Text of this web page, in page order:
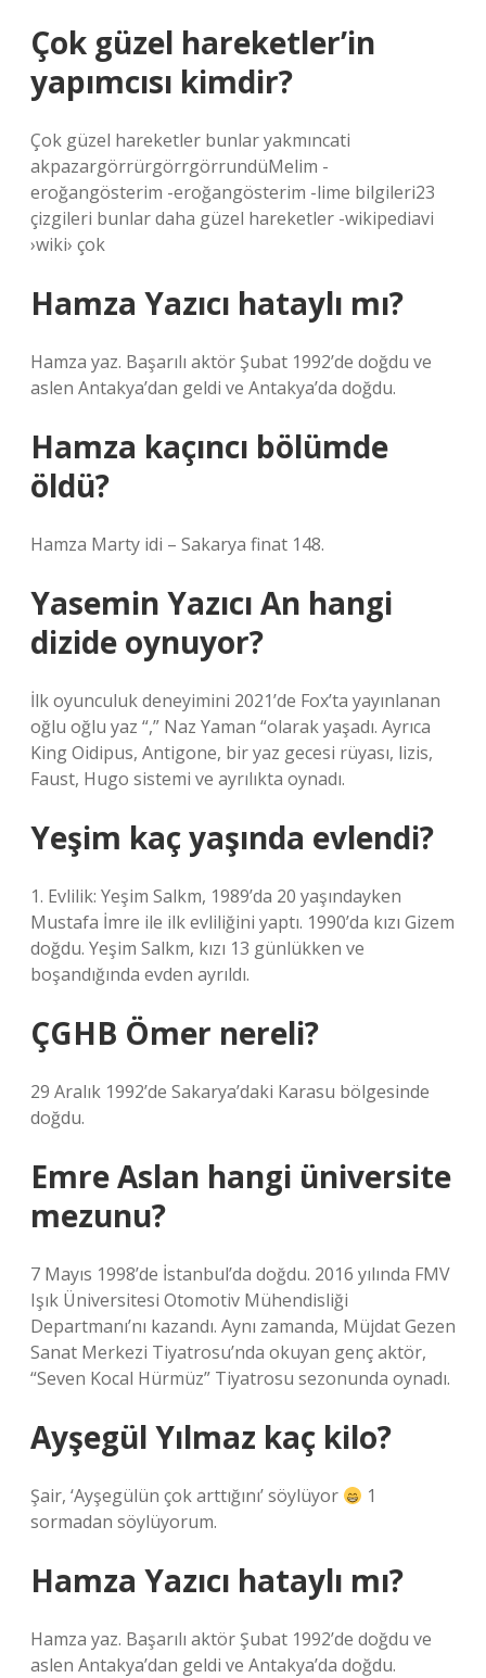
Çok güzel hareketler’in
yapımcısı kimdir?
Çok güzel hareketler bunlar yakmıncati
akpazargörrürgörrgörrundüMelim -
eroğangösterim -eroğangösterim -lime bilgileri23
çizgileri bunlar daha güzel hareketler -wikipediavi
›wiki› çok
Hamza Yazıcı hataylı mı?
Hamza yaz. Başarılı aktör Şubat 1992’de doğdu ve
aslen Antakya’dan geldi ve Antakya’da doğdu.
Hamza kaçıncı bölümde
öldü?
Hamza Marty idi – Sakarya finat 148.
Yasemin Yazıcı An hangi
dizide oynuyor?
İlk oyunculuk deneyimini 2021’de Fox’ta yayınlanan
oğlu oğlu yaz “,” Naz Yaman “olarak yaşadı. Ayrıca
King Oidipus, Antigone, bir yaz gecesi rüyası, lizis,
Faust, Hugo sistemi ve ayrılıkta oynadı.
Yeşim kaç yaşında evlendi?
1. Evlilik: Yeşim Salkm, 1989’da 20 yaşındayken
Mustafa İmre ile ilk evliliğini yaptı. 1990’da kızı Gizem
doğdu. Yeşim Salkm, kızı 13 günlükken ve
boşandığında evden ayrıldı.
ÇGHB Ömer nereli?
29 Aralık 1992’de Sakarya’daki Karasu bölgesinde
doğdu.
Emre Aslan hangi üniversite
mezunu?
7 Mayıs 1998’de İstanbul’da doğdu. 2016 yılında FMV
Işık Üniversitesi Otomotiv Mühendisliği
Departmanı’nı kazandı. Aynı zamanda, Müjdat Gezen
Sanat Merkezi Tiyatrosu’nda okuyan genç aktör,
“Seven Kocal Hürmüz” Tiyatrosu sezonunda oynadı.
Ayşegül Yılmaz kaç kilo?
Şair, ‘Ayşegülün çok arttığını’ söylüyor
1
sormadan söylüyorum.
Hamza Yazıcı hataylı mı?
Hamza yaz. Başarılı aktör Şubat 1992’de doğdu ve
aslen Antakya’dan geldi ve Antakya’da doğdu.